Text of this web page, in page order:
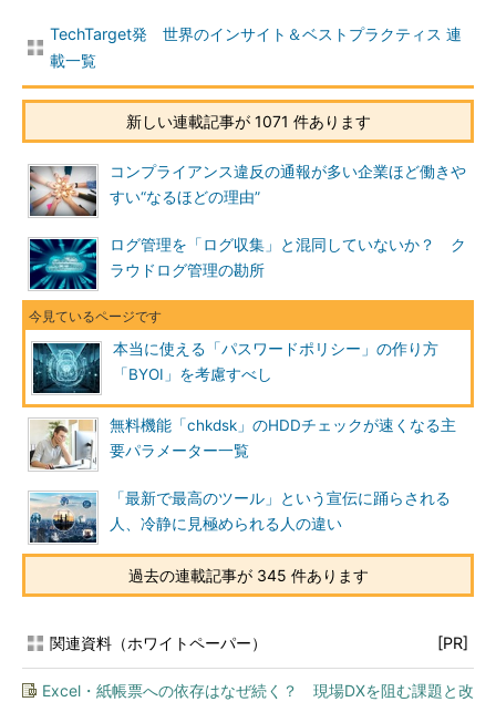
TechTarget発 世界のインサイト＆ベストプラクティス 連
載一覧
新しい連載記事が 1071 件あります
コンプライアンス違反の通報が多い企業ほど働きや
すい“なるほどの理由”
ログ管理を「ログ収集」と混同していないか？ ク
ラウドログ管理の勘所
本当に使える「パスワードポリシー」の作り方
「BYOI」を考慮すべし
無料機能「chkdsk」のHDDチェックが速くなる主
要パラメーター一覧
「最新で最高のツール」という宣伝に踊らされる
人、冷静に見極められる人の違い
過去の連載記事が 345 件あります
関連資料（ホワイトペーパー） [PR]
Excel・紙帳票への依存はなぜ続く？ 現場DXを阻む課題と改